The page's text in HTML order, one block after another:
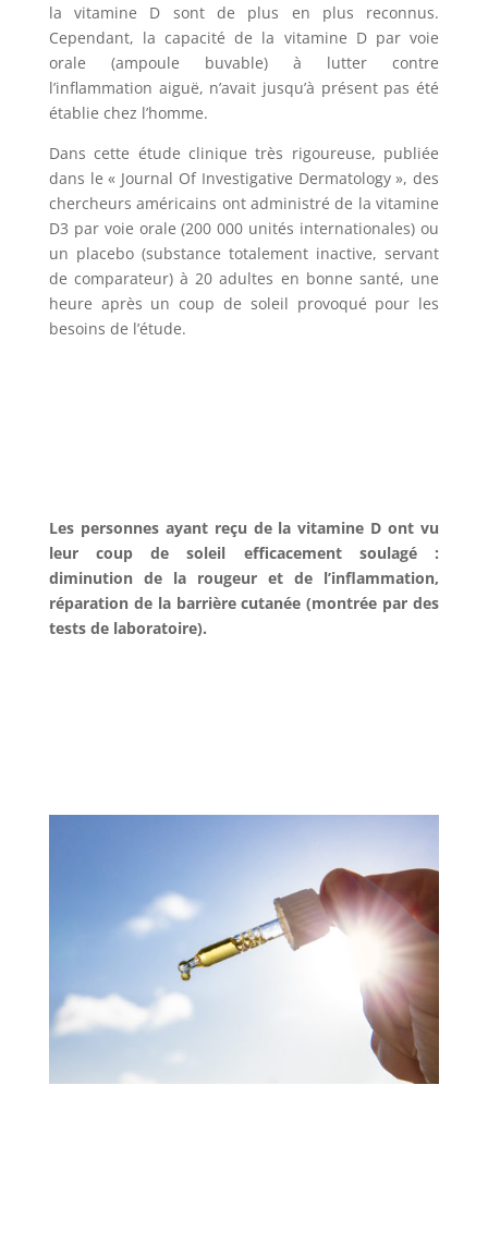
la vitamine D sont de plus en plus reconnus.
Cependant, la capacité de la vitamine D par voie
orale (ampoule buvable) à lutter contre
l’inflammation aiguë, n’avait jusqu’à présent pas été
établie chez l’homme.
Dans cette étude clinique très rigoureuse, publiée
dans le « Journal Of Investigative Dermatology », des
chercheurs américains ont administré de la vitamine
D3 par voie orale (200 000 unités internationales) ou
un placebo (substance totalement inactive, servant
de comparateur) à 20 adultes en bonne santé, une
heure après un coup de soleil provoqué pour les
besoins de l’étude.
Les personnes ayant reçu de la vitamine D ont vu
leur coup de soleil efficacement soulagé :
diminution de la rougeur et de l’inflammation,
réparation de la barrière cutanée (montrée par des
tests de laboratoire).